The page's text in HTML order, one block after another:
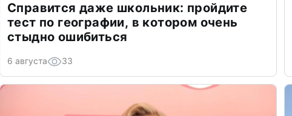
Справится даже школьник: пройдите
тест по географии, в котором очень
стыдно ошибиться
6 августа 33